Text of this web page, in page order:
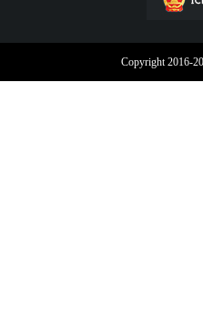
Copyright 2016-